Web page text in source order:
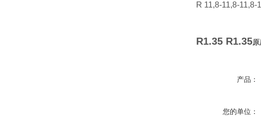
R 11,8-11,8-11,8-
R1.35 R1.35
产品：
您的单位：